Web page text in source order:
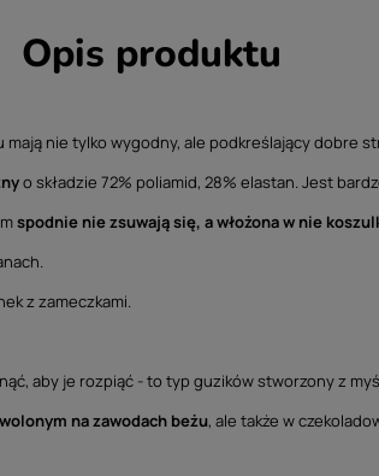
Opis produktu
mają nie tylko wygodny, ale podkreślający dobre
o składzie 72% poliamid, 28% elastan. Jest
spodnie nie zsuwają się, a włożona w nie
z zameczkami.
aby je rozpiąć - to typ guzików stworzony z
na zawodach beżu, ale także w